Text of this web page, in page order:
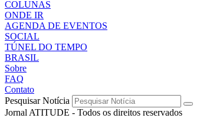
COLUNAS
ONDE IR
AGENDA DE EVENTOS
SOCIAL
TÚNEL DO TEMPO
BRASIL
Sobre
FAQ
Contato
Pesquisar Notícia
Jornal ATITUDE - Todos os direitos reservados